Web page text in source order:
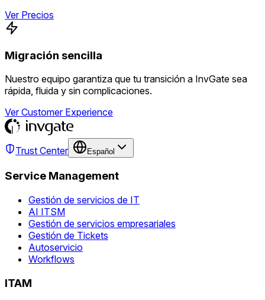
Ver Precios
Migración sencilla
Nuestro equipo garantiza que tu transición a InvGate sea
rápida, fluida y sin complicaciones.
Ver Customer Experience
Trust Center Español
Service Management
Gestión de servicios de IT
AI ITSM
Gestión de servicios empresariales
Gestión de Tickets
Autoservicio
Workflows
ITAM